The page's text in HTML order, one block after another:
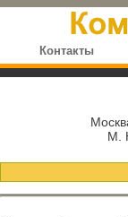
Контакты
М.